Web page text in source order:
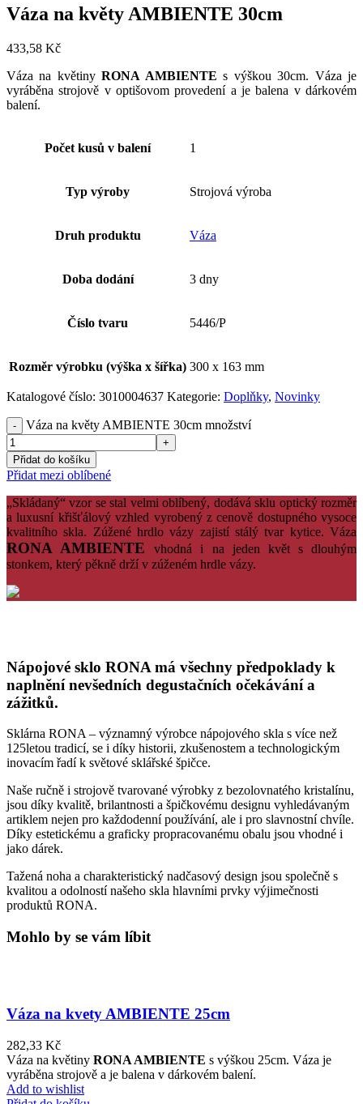
Váza na květy AMBIENTE 30cm
433,58 Kč
Váza na květiny RONA AMBIENTE s výškou 30cm. Váza je
vyráběna strojově v optišovom provedení a je balena v dárkovém
balení.
Počet kusů v balení 1
Typ výroby Strojová výroba
Druh produktu Váza
Doba dodání 3 dny
Číslo tvaru 5446/P
Rozměr výrobku (výška x šířka) 300 x 163 mm
Katalogové číslo: 3010004637 Kategorie: Doplňky, Novinky
Váza na květy AMBIENTE 30cm množství
Přidat do košíku
Přidat mezi oblíbené
„Skládaný“ vzor se stal velmi oblíbený, dodává sklu optický rozměr
a luxusní křišťálový vzhled vyrobený z cenově dostupného vysoce
kvalitního skla. Zúžené hrdlo vázy zajistí stálý tvar kytice. Váza
RONA AMBIENTE
vhodná i na jeden květ s dlouhým
stonkem, který pěkně drží v zúženém hrdle vázy.
Nápojové sklo RONA má všechny předpoklady k
naplnění nevšedních degustačních očekávání a
zážitků.
Sklárna RONA – významný výrobce nápojového skla s více než
125letou tradicí, se i díky historii, zkušenostem a technologickým
inovacím řadí k světové sklářské špičce.
Naše ručně i strojově tvarované výrobky z bezolovnatého kristalínu,
jsou díky kvalitě, brilantnosti a špičkovému designu vyhledávaným
artiklem nejen pro každodenní používání, ale i pro slavnostní chvíle.
Díky estetickému a graficky propracovanému obalu jsou vhodné i
jako dárek.
Tažená noha a charakteristický nadčasový design jsou společně s
kvalitou a odolností našeho skla hlavními prvky výjimečnosti
produktů RONA.
Mohlo by se vám líbit
Váza na kvety AMBIENTE 25cm
282,33 Kč
Váza na květiny RONA AMBIENTE s výškou 25cm. Váza je
vyráběna strojově a je balena v dárkovém balení.
Add to wishlist